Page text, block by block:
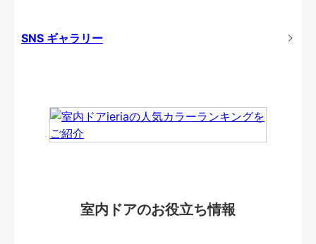
SNS ギャラリー
室内ドアのお役立ち情報